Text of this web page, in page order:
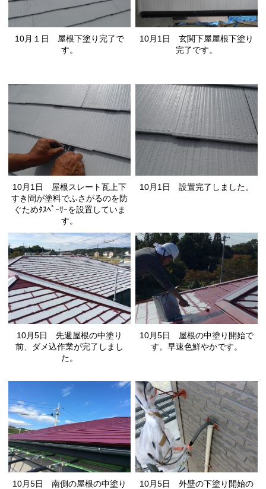
10月１日 屋根下塗り完了で
す。
10月1日 玄関下屋屋根下塗り
完了です。
10月1日 屋根スレート瓦上下
すき間が塗料でふさがるのを防
ぐためﾀｽﾍﾟｰｻｰを設置していま
す。
10月1日 設置完了しました。
10月5日 先週屋根の中塗り
前、ダメ込作業が完了しまし
た。
10月5日 屋根の中塗り開始で
す。早速色鮮やかです。
10月5日 南側の屋根の中塗り
10月5日 外壁の下塗り開始の